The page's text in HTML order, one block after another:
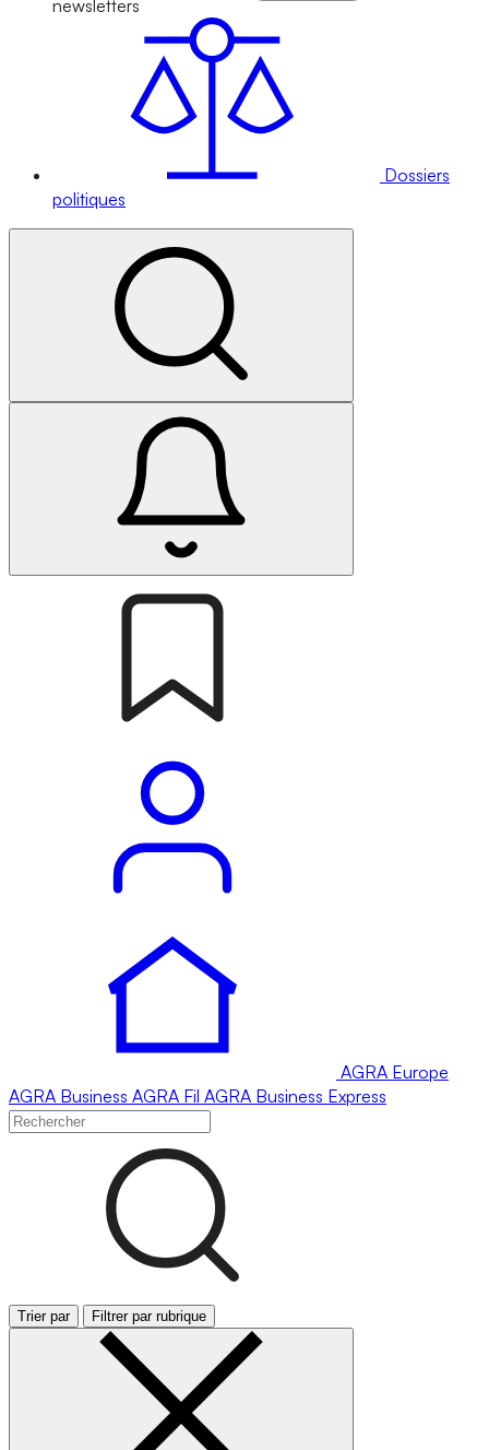
newsletters
Dossiers
politiques
AGRA Europe
AGRA Business AGRA Fil AGRA Business Express
Trier par Filtrer par rubrique